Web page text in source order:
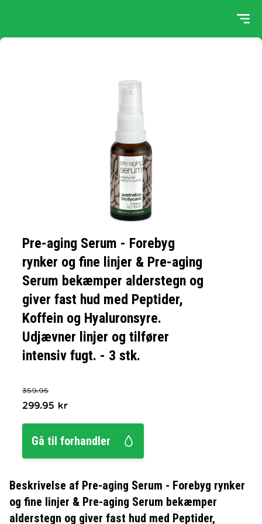
Pre-aging Serum - Forebyg
rynker og fine linjer & Pre-aging
Serum bekæmper alderstegn og
giver fast hud med Peptider,
Koffein og Hyaluronsyre.
Udjævner linjer og tilfører
intensiv fugt. - 3 stk.
359.95
299.95 kr
Gå til forhandler
Beskrivelse af Pre-aging Serum - Forebyg rynker
og fine linjer & Pre-aging Serum bekæmper
alderstegn og giver fast hud med Peptider,